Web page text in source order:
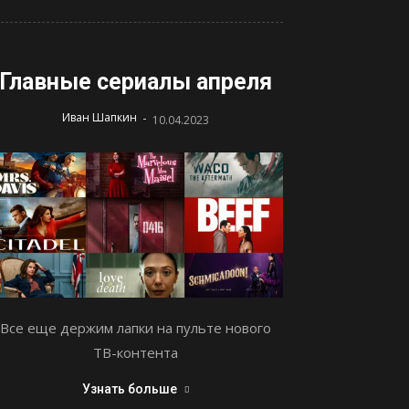
сериалы апреля
Иван Шапкин - 10.04.2023
Все еще держим лапки на пульте нового
ТВ-контента
Узнать больше